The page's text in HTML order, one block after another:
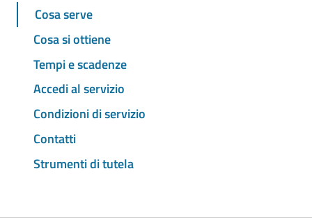
Cosa serve
Cosa si ottiene
Tempi e scadenze
Accedi al servizio
Condizioni di servizio
Contatti
Strumenti di tutela